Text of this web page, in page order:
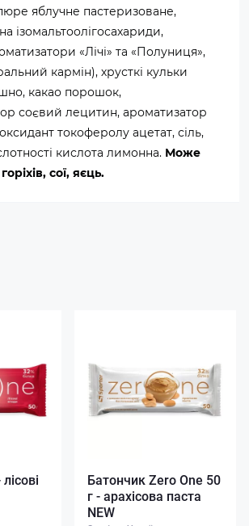
яблучне пастеризоване,
ізомальтоолігосахариди,
«Лічі» та «Полуниця»,
кармін), хрусткі кульки
какао порошок,
соєвий лецитин, ароматизатор
токоферолу ацетат, сіль,
кислота лимонна. Може
сої, яєць.
Батончик Zero One 50
г - арахісова паста
NEW